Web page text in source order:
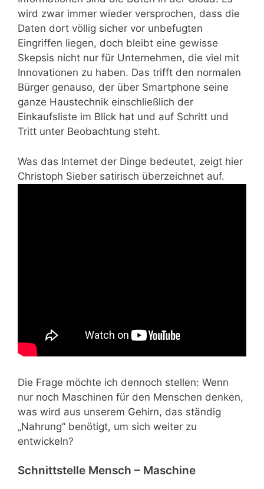
wird zwar immer wieder versprochen, dass die
Daten dort völlig sicher vor unbefugten
Eingriffen liegen, doch bleibt eine gewisse
Skepsis nicht nur für Unternehmen, die viel mit
Innovationen zu haben. Das trifft den normalen
Bürger genauso, der über Smartphone seine
ganze Haustechnik einschließlich der
Einkaufsliste im Blick hat und auf Schritt und
Tritt unter Beobachtung steht.
Was das Internet der Dinge bedeutet, zeigt hier
Christoph Sieber satirisch überzeichnet auf.
Die Frage möchte ich dennoch stellen: Wenn
nur noch Maschinen für den Menschen denken,
was wird aus unserem Gehirn, das ständig
„Nahrung” benötigt, um sich weiter zu
entwickeln?
Schnittstelle Mensch – Maschine